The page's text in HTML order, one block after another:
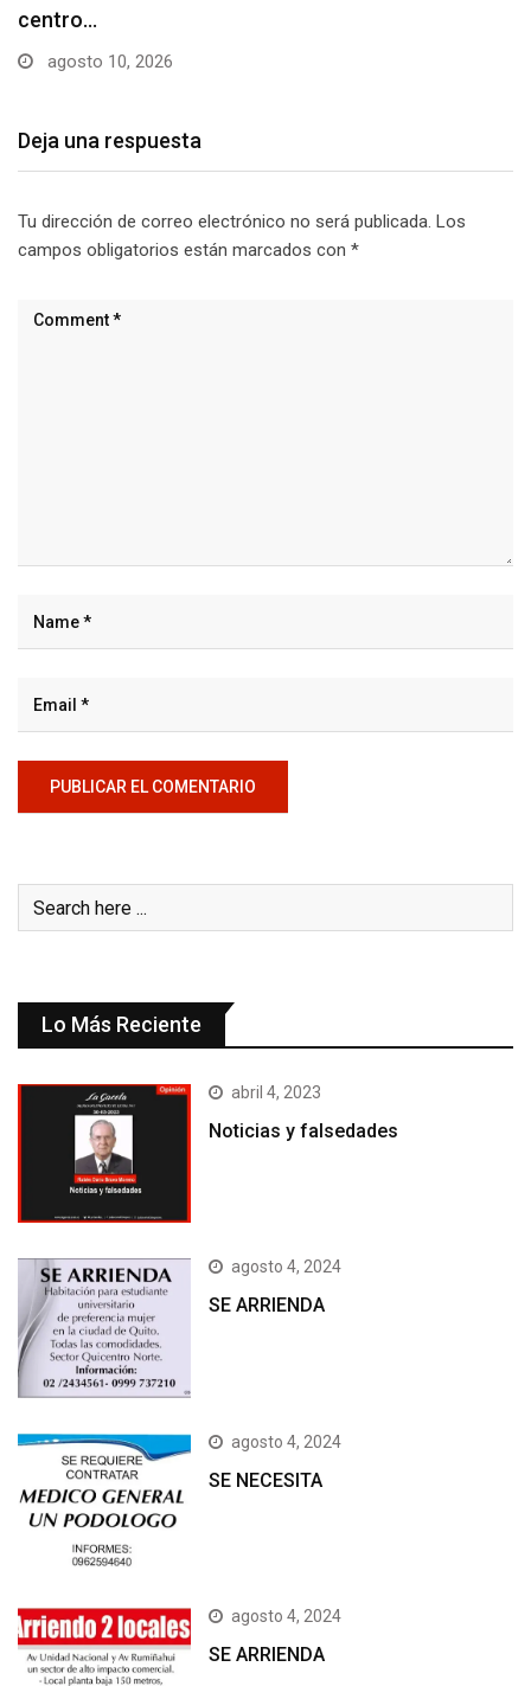
estacionamiento…
agosto 10, 2026
Deja una respuesta
Tu dirección de correo electrónico no será publicada. Los
campos obligatorios están marcados con *
Lo Más Reciente
abril 4, 2023
Noticias y falsedades
agosto 4, 2024
SE ARRIENDA
agosto 4, 2024
SE NECESITA
agosto 4, 2024
SE ARRIENDA